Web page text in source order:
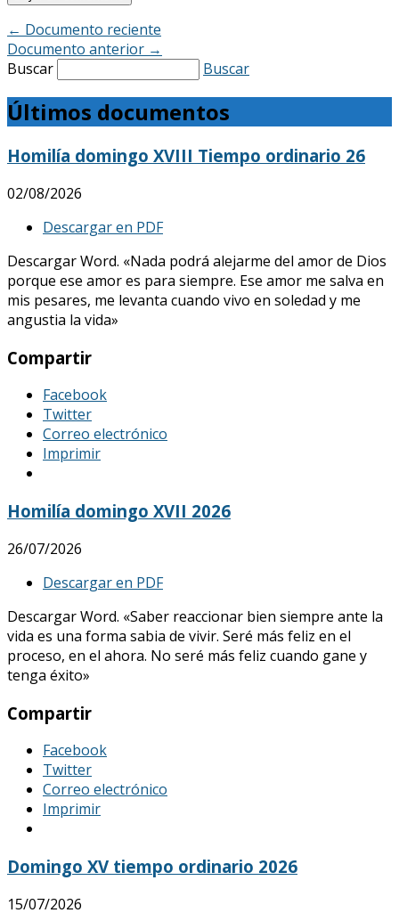
← Documento reciente
Documento anterior →
Buscar
Buscar
Últimos documentos
Homilía domingo XVIII Tiempo ordinario 26
02/08/2026
Descargar en PDF
Descargar Word. «Nada podrá alejarme del amor de Dios
porque ese amor es para siempre. Ese amor me salva en
mis pesares, me levanta cuando vivo en soledad y me
angustia la vida»
Compartir
Facebook
Twitter
Correo electrónico
Imprimir
Homilía domingo XVII 2026
26/07/2026
Descargar en PDF
Descargar Word. «Saber reaccionar bien siempre ante la
vida es una forma sabia de vivir. Seré más feliz en el
proceso, en el ahora. No seré más feliz cuando gane y
tenga éxito»
Compartir
Facebook
Twitter
Correo electrónico
Imprimir
Domingo XV tiempo ordinario 2026
15/07/2026